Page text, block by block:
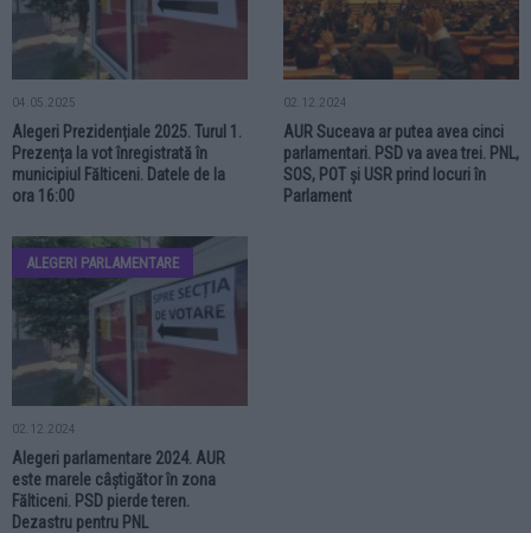
04.05.2025
Alegeri Prezidențiale 2025. Turul 1.
Prezența la vot înregistrată în
municipiul Fălticeni. Datele de la
ora 16:00
02.12.2024
AUR Suceava ar putea avea cinci
parlamentari. PSD va avea trei. PNL,
SOS, POT și USR prind locuri în
Parlament
ALEGERI PARLAMENTARE
02.12.2024
Alegeri parlamentare 2024. AUR
este marele câștigător în zona
Fălticeni. PSD pierde teren.
Dezastru pentru PNL